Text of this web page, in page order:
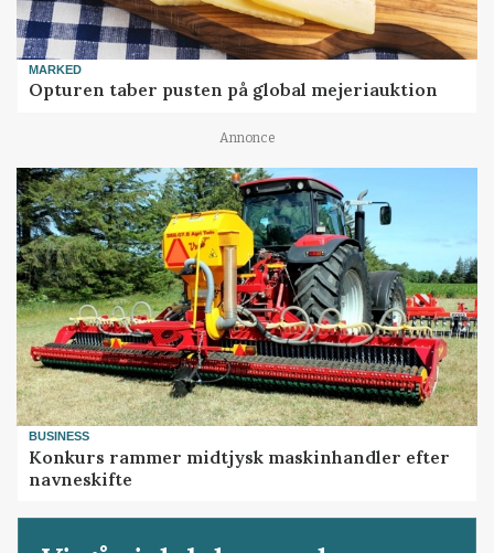
MARKED
Opturen taber pusten på global mejeriauktion
Annonce
BUSINESS
Konkurs rammer midtjysk maskinhandler efter
navneskifte